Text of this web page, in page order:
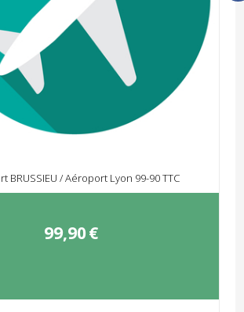
BRUSSIEU / Aéroport Lyon 99-90 TTC
99,90€